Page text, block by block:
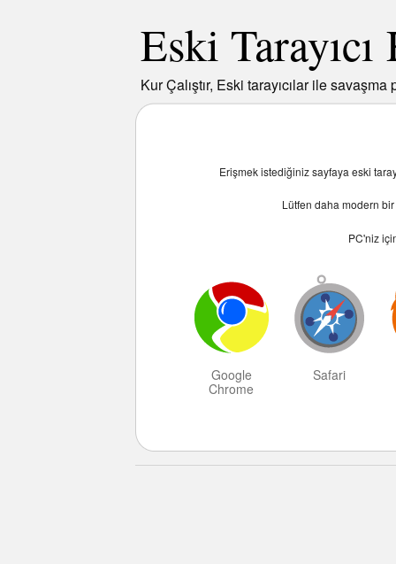
Eski
Kur Çalıştır, Eski tarayıcılar ile savaşma
Erişmek istediğiniz sayfaya eski
Lütfen daha modern
PC'niz
Google
Chrome
Safari